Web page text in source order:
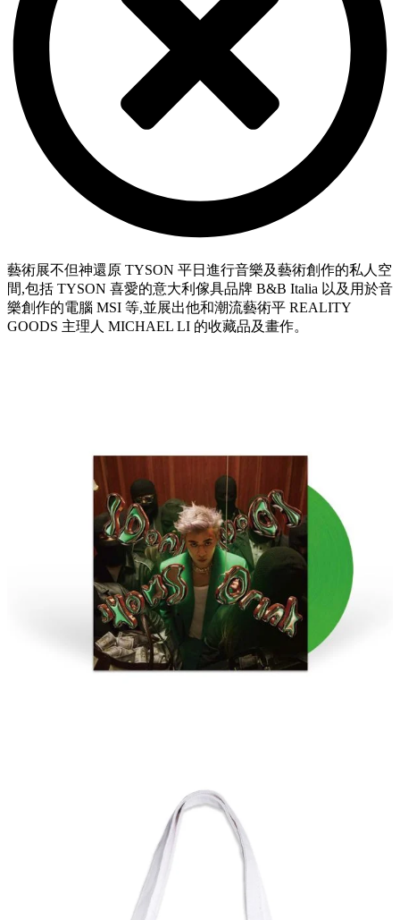
藝術展不但神還原 TYSON 平日進行音樂及藝術創作的私人空
間,包括 TYSON 喜愛的意大利傢具品牌 B&B Italia 以及用於音
樂創作的電腦 MSI 等,並展出他和潮流藝術平 REALITY
GOODS 主理人 MICHAEL LI 的收藏品及畫作。